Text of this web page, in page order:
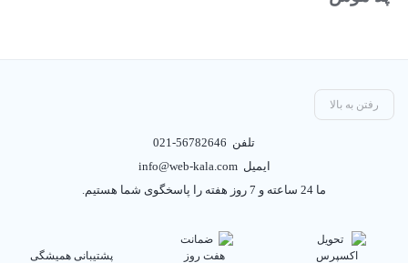
رفتن به بالا
تلفن 021-56782646
ایمیلinfo@web-kala.com
ما 24 ساعته و 7 روز هفته را پاسخگوی شما هستیم.
پشتیبانی همیشگی